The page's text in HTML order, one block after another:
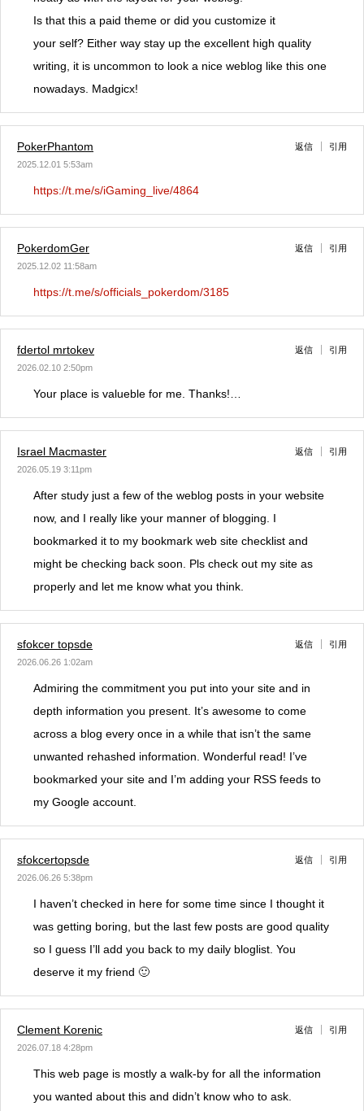
Is that this a paid theme or did you customize it
your self? Either way stay up the excellent high quality
writing, it is uncommon to look a nice weblog like this one
nowadays. Madgicx!
PokerPhantom
2025.12.01 5:53am
返信 引用
https://t.me/s/iGaming_live/4864
PokerdomGer
2025.12.02 11:58am
返信 引用
https://t.me/s/officials_pokerdom/3185
fdertol mrtokev
2026.02.10 2:50pm
返信 引用
Your place is valueble for me. Thanks!…
Israel Macmaster
2026.05.19 3:11pm
返信 引用
After study just a few of the weblog posts in your website
now, and I really like your manner of blogging. I
bookmarked it to my bookmark web site checklist and
might be checking back soon. Pls check out my site as
properly and let me know what you think.
sfokcer topsde
2026.06.26 1:02am
返信 引用
Admiring the commitment you put into your site and in
depth information you present. It’s awesome to come
across a blog every once in a while that isn’t the same
unwanted rehashed information. Wonderful read! I’ve
bookmarked your site and I’m adding your RSS feeds to
my Google account.
sfokcertopsde
2026.06.26 5:38pm
返信 引用
I haven’t checked in here for some time since I thought it
was getting boring, but the last few posts are good quality
so I guess I’ll add you back to my daily bloglist. You
deserve it my friend 🙂
Clement Korenic
2026.07.18 4:28pm
返信 引用
This web page is mostly a walk-by for all the information
you wanted about this and didn’t know who to ask.